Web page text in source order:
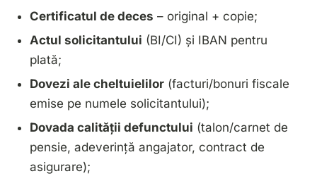
Certificatul de deces – original + copie;
Actul solicitantului (BI/CI) și IBAN pentru
plată;
Dovezi ale cheltuielilor (facturi/bonuri fiscale
emise pe numele solicitantului);
Dovada calității defunctului (talon/carnet de
pensie, adeverință angajator, contract de
asigurare);